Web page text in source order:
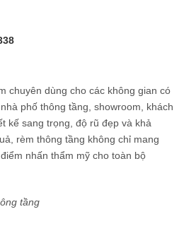
chuyên dùng cho các không gian có
phố thông tầng, showroom, khách
kế sang trọng, độ rũ đẹp và khả
rèm thông tầng không chỉ mang
nhấn thẩm mỹ cho toàn bộ
tầng